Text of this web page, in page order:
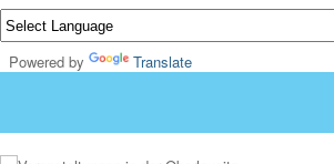
Powered by Translate